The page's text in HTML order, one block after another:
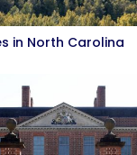
in North Carolina